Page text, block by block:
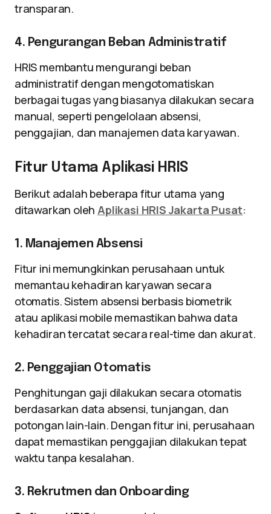
transparan.
4. Pengurangan Beban Administratif
HRIS membantu mengurangi beban
administratif dengan mengotomatiskan
berbagai tugas yang biasanya dilakukan secara
manual, seperti pengelolaan absensi,
penggajian, dan manajemen data karyawan.
Fitur Utama Aplikasi HRIS
Berikut adalah beberapa fitur utama yang
ditawarkan oleh Aplikasi HRIS Jakarta Pusat:
1. Manajemen Absensi
Fitur ini memungkinkan perusahaan untuk
memantau kehadiran karyawan secara
otomatis. Sistem absensi berbasis biometrik
atau aplikasi mobile memastikan bahwa data
kehadiran tercatat secara real-time dan akurat.
2. Penggajian Otomatis
Penghitungan gaji dilakukan secara otomatis
berdasarkan data absensi, tunjangan, dan
potongan lain-lain. Dengan fitur ini, perusahaan
dapat memastikan penggajian dilakukan tepat
waktu tanpa kesalahan.
3. Rekrutmen dan Onboarding